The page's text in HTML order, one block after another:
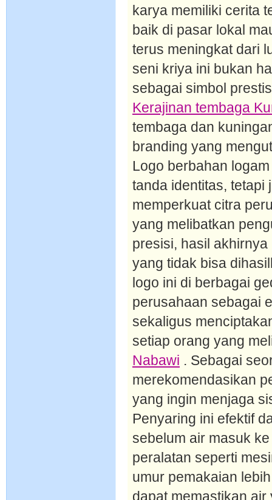
karya memiliki cerita
baik di pasar lokal
terus meningkat dari
seni kriya ini bukan
sebagai simbol
Kerajinan tembaga
tembaga dan
branding yang
Logo berbahan
tanda identitas, tetapi
memperkuat citra
yang melibatkan
presisi, hasil
yang tidak bisa
logo ini di berbagai
perusahaan sebagai
sekaligus
setiap orang yang
Nabawi . Sebagai
merekomendasikan
yang ingin menjaga
Penyaring ini efektif
sebelum air masuk
peralatan seperti
umur pemakaian
dapat memastikan